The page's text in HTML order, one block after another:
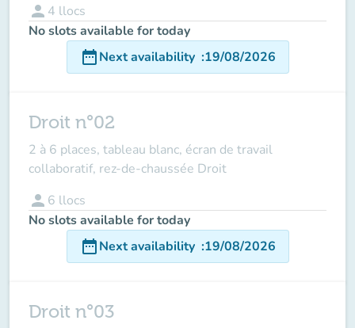
person 4 llocs
No slots available for today
date_rangeNext availability :19/08/2026
Droit n°02
2 à 6 places, tableau blanc, écran de travail
collaboratif, rez-de-chaussée Droit
person 6 llocs
No slots available for today
date_rangeNext availability :19/08/2026
Droit n°03